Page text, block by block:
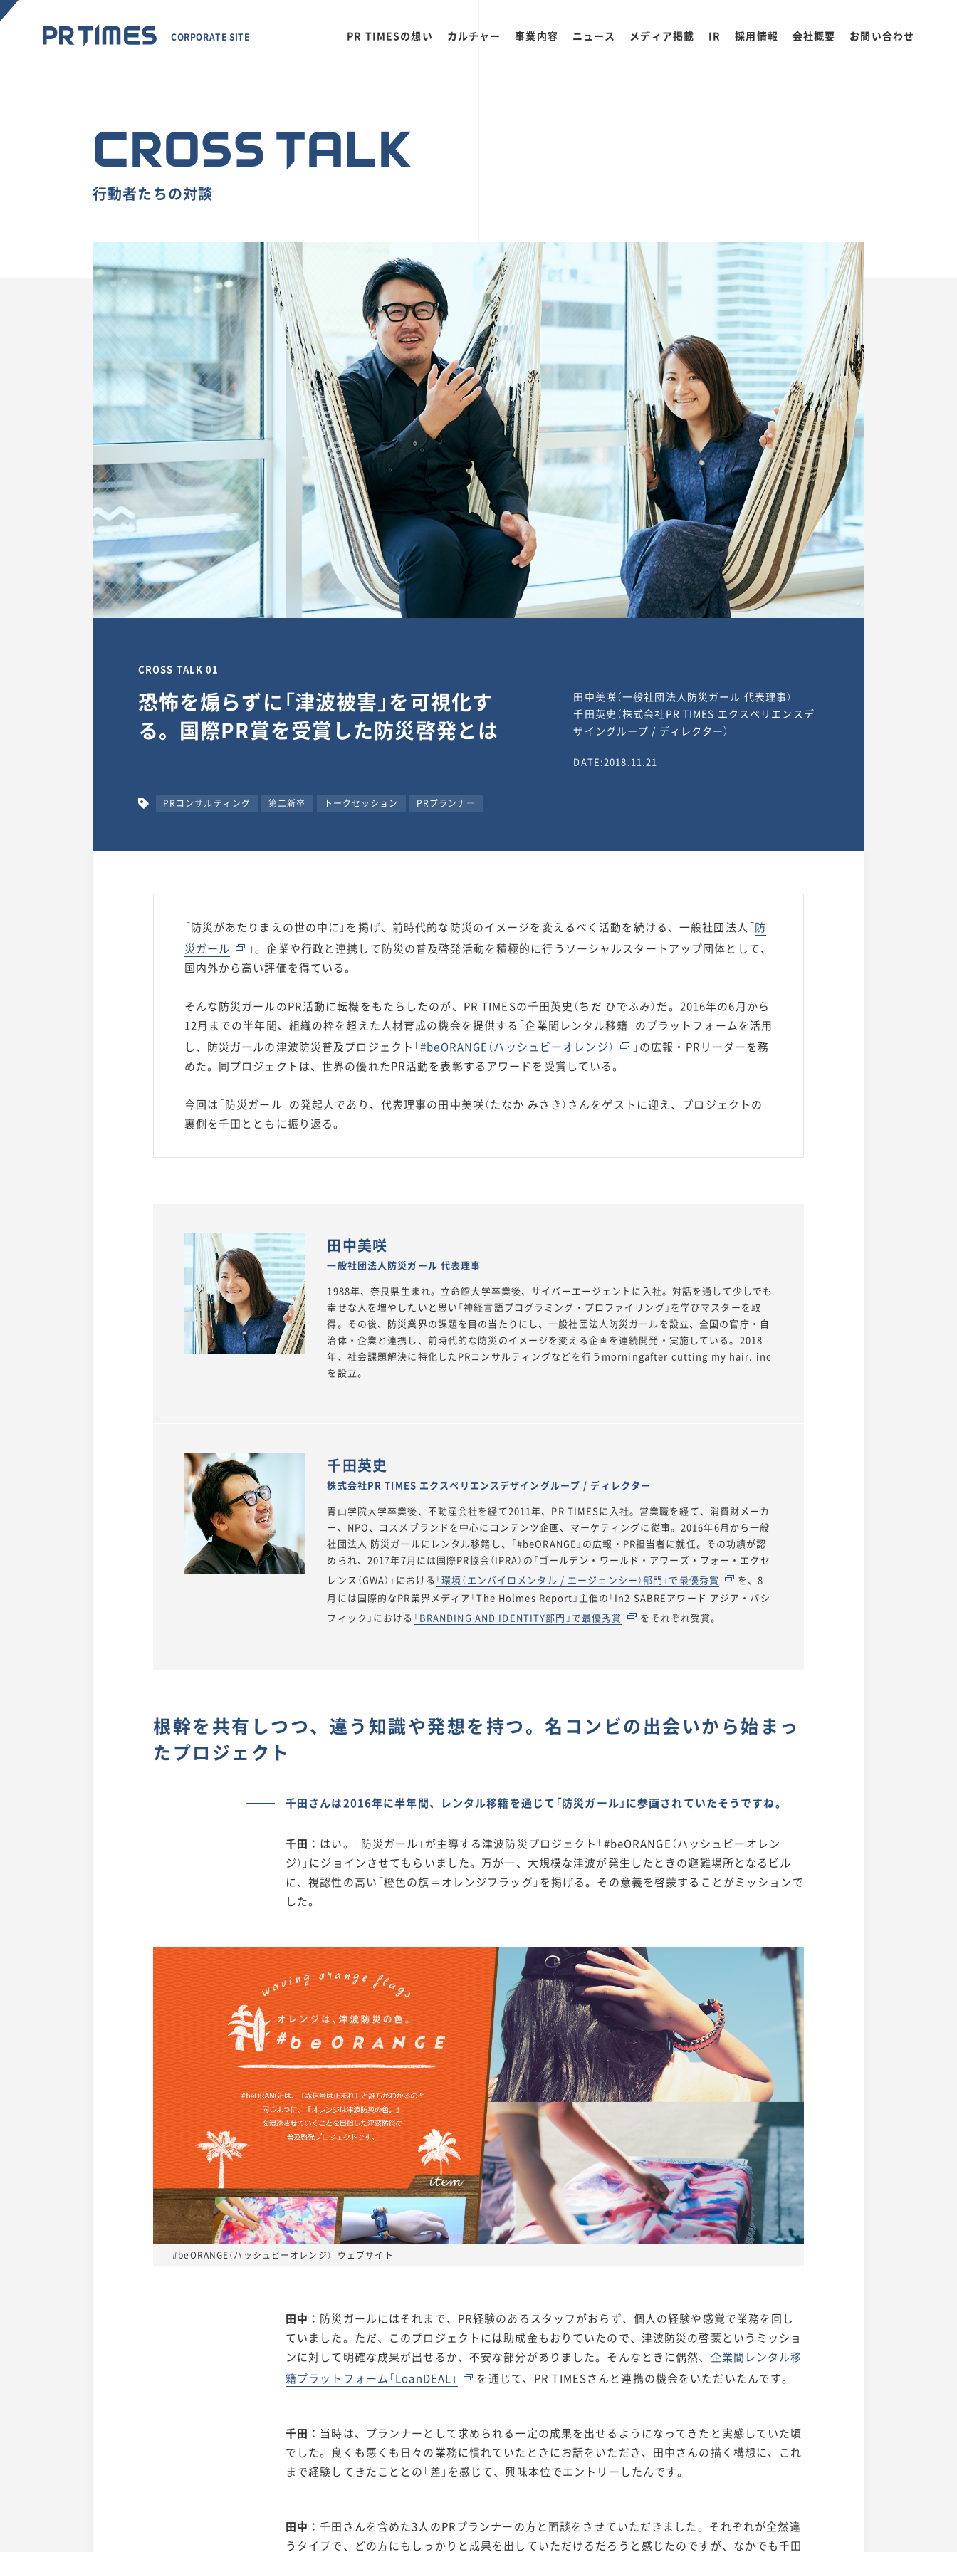
CORPORATE SITE PR TIMESの想い カルチャー 事業内容 ニュース メディア掲載 IR 採用情報 会社概要 お問い合わせ
CROSS TALK
行動者たちの対談
CROSS TALK 01
恐怖を煽らずに「津波被害」を可視化す
る。国際PR賞を受賞した防災啓発とは
田中美咲（一般社団法人防災ガール 代表理事）
千田英史（株式会社PR TIMES エクスペリエンスデ
ザイングループ / ディレクター）
DATE:2018.11.21
PRコンサルティング 第二新卒 トークセッション PRプランナ―
「防災があたりまえの世の中に」を掲げ、前時代的な防災のイメージを変えるべく活動を続ける、一般社団法人「防
災ガール
」。企業や行政と連携して防災の普及啓発活動を積極的に行うソーシャルスタートアップ団体として、
国内外から高い評価を得ている。
そんな防災ガールのPR活動に転機をもたらしたのが、PR TIMESの千田英史（ちだ ひでふみ）だ。2016年の6月から
12月までの半年間、組織の枠を超えた人材育成の機会を提供する「企業間レンタル移籍」のプラットフォームを活用
し、防災ガールの津波防災普及プロジェクト「#beORANGE（ハッシュビーオレンジ）
」の広報・PRリーダーを務
めた。同プロジェクトは、世界の優れたPR活動を表彰するアワードを受賞している。
今回は「防災ガール」の発起人であり、代表理事の田中美咲（たなか みさき）さんをゲストに迎え、プロジェクトの
裏側を千田とともに振り返る。
田中美咲
一般社団法人防災ガール 代表理事
1988年、奈良県生まれ。立命館大学卒業後、サイバーエージェントに入社。対話を通して少しでも
幸せな人を増やしたいと思い「神経言語プログラミング・プロファイリング」を学びマスターを取
得。その後、防災業界の課題を目の当たりにし、一般社団法人防災ガールを設立、全国の官庁・自
治体・企業と連携し、前時代的な防災のイメージを変える企画を連続開発・実施している。2018
年、社会課題解決に特化したPRコンサルティングなどを行うmorningafter cutting my hair. inc
を設立。
千田英史
株式会社PR TIMES エクスペリエンスデザイングループ / ディレクター
青山学院大学卒業後、不動産会社を経て2011年、PR TIMESに入社。営業職を経て、消費財メーカ
ー、NPO、コスメブランドを中心にコンテンツ企画、マーケティングに従事。2016年6月から一般
社団法人 防災ガールにレンタル移籍し、「#beORANGE」の広報・PR担当者に就任。その功績が認
められ、2017年7月には国際PR協会（IPRA）の「ゴールデン・ワールド・アワーズ・フォー・エクセ
レンス（GWA）」における 「環境（エンバイロメンタル / エージェンシー）部門」で最優秀賞
を、8
月には国際的なPR業界メディア「The Holmes Report」主催の「In2 SABREアワード アジア・パシ
フィック」における 「BRANDING AND IDENTITY部門」で最優秀賞 をそれぞれ受賞。
根幹を共有しつつ、違う知識や発想を持つ。名コンビの出会いから始まっ
たプロジェクト
千田さんは2016年に半年間、レンタル移籍を通じて「防災ガール」に参画されていたそうですね。
千田 ：はい。「防災ガール」が主導する津波防災プロジェクト「#beORANGE（ハッシュビーオレン
ジ）」にジョインさせてもらいました。万が一、大規模な津波が発生したときの避難場所となるビル
に、視認性の高い「橙色の旗＝オレンジフラッグ」を掲げる。その意義を啓蒙することがミッションで
した。
「#beORANGE（ハッシュビーオレンジ）」ウェブサイト
田中 ：防災ガールにはそれまで、PR経験のあるスタッフがおらず、個人の経験や感覚で業務を回し
ていました。ただ、このプロジェクトには助成金もおりていたので、津波防災の啓蒙というミッショ
ンに対して明確な成果が出せるか、不安な部分がありました。そんなときに偶然、 企業間レンタル移
籍プラットフォーム「LoanDEAL」
を通じて、PR TIMESさんと連携の機会をいただいたんです。
千田 ：当時は、プランナーとして求められる一定の成果を出せるようになってきたと実感していた頃
でした。良くも悪くも日々の業務に慣れていたときにお話をいただき、田中さんの描く構想に、これ
まで経験してきたこととの「差」を感じて、興味本位でエントリーしたんです。
田中 ：千田さんを含めた3人のPRプランナーの方と面談をさせていただきました。それぞれが全然違
うタイプで、どの方にもしっかりと成果を出していただけるだろうと感じたのですが、なかでも千田